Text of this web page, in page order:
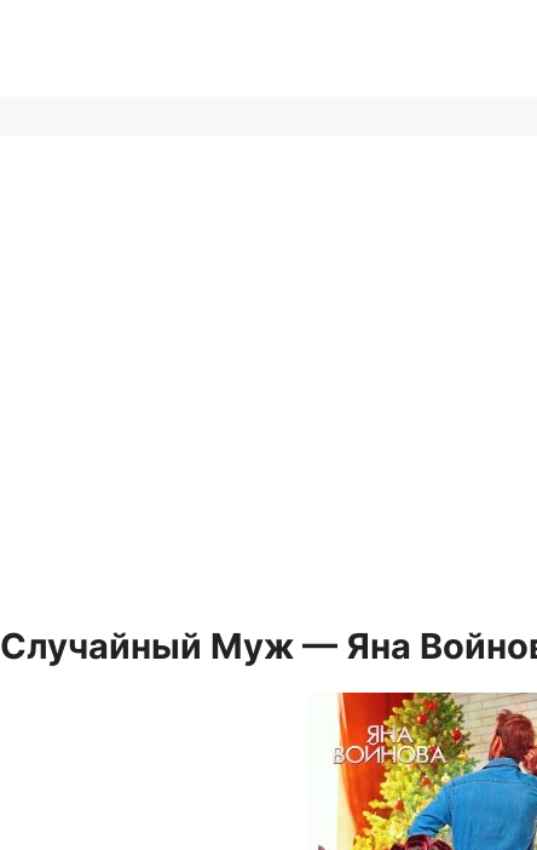
Случайный Муж — Яна